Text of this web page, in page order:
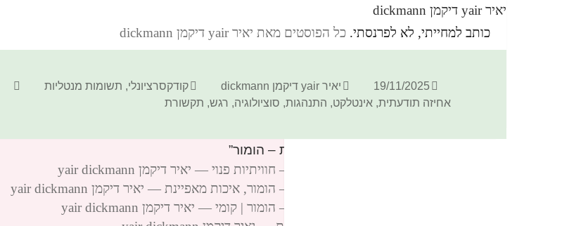
יאיר yair דיקמן dickmann
כותב למחייתי, לא לפרנסתי. כל הפוסטים מאת יאיר yair דיקמן dickmann‏
פורסם
בתאריך
19/11/2025 מחבר
יאיר yair דיקמן dickmann קטגוריות
קודקסרציונלי, תשומות מנטליות
אחיזה תודעתית,אינטלקט, התנהגות, סוציולוגיה, רגש, תקשורת
הקודקס החסר לחתירה לרציונליות – חוויתיות פנוי — יאיר דיקמן yair dickmann
הקודקס החסר לחתירה לרציונליות – הומור, איכות מאפיינת — יאיר דיקמן yair dickmann
הקודקס החסר לחתירה לרציונליות – הומור | קומי — יאיר דיקמן yair dickmann